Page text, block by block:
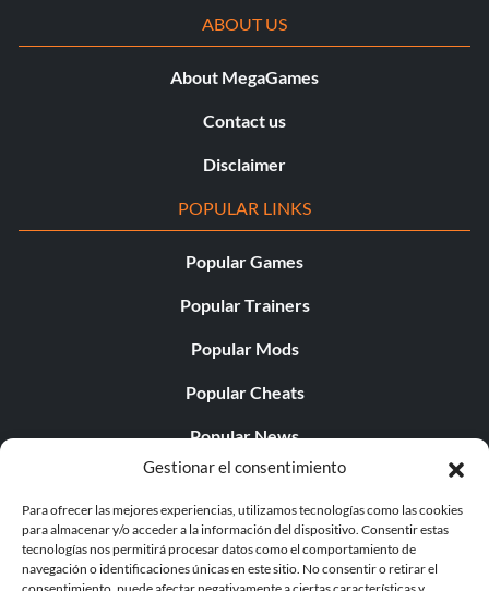
Gestionar el consentimiento
Para ofrecer las mejores experiencias, utilizamos tecnologías como las cookies
para almacenar y/o acceder a la información del dispositivo. Consentir estas
tecnologías nos permitirá procesar datos como el comportamiento de
navegación o identificaciones únicas en este sitio. No consentir o retirar el
ABOUT US
About MegaGames
Contact us
Disclaimer
POPULAR LINKS
Popular Games
Popular Trainers
Popular Mods
Popular Cheats
Popular News
Popular Editorials
Popular Free Games
LATEST UPDATES